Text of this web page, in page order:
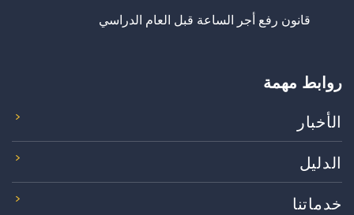
قانون رفع أجر الساعة قبل العام الدراسي
روابط مهمة
الأخبار
الدليل
خدماتنا